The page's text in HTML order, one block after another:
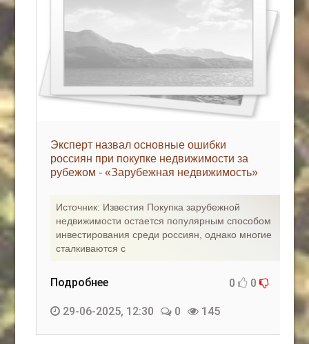
Эксперт назвал основные ошибки
россиян при покупке недвижимости за
рубежом - «Зарубежная недвижимость»
Источник: Известия Покупка зарубежной
недвижимости остается популярным способом
инвестирования среди россиян, однако многие
сталкиваются с
Подробнее 0 0
29-06-2025, 12:30 0 145